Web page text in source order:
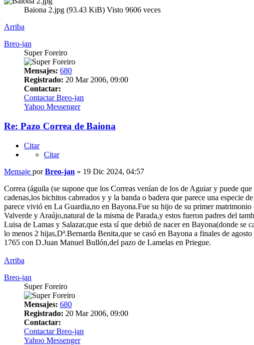
Baiona 2.jpg (93.43 KiB) Visto 9606 veces
Arriba
Breo-jan
Super Foreiro
Mensajes: 680
Registrado: 20 Mar 2006, 09:00
Contactar:
Contactar Breo-jan
Yahoo Messenger
Re: Pazo Correa de Baiona
Citar
Citar
Mensaje porBreo-jan » 19 Dic 2024, 04:57
Correa (águila (se supone que los Correas venían de los de Aguiar y puede
cadenas,los bichitos cabreados y y la banda o badera que parece una
parece vivió en La Guardia,no en Bayona.Fue su hijo de su primer
Valverde y Araújo,natural de la misma de Parada,y estos fueron padres del
Luisa de Lamas y Salazar,que esta sí que debió de nacer en Bayona(donde
lo menos 2 hijas,Dª.Bernarda Benita,que se casó en Bayona a finales de
1765 con D.Juan Manuel Bullón,del pazo de Lamelas en Priegue.
Arriba
Breo-jan
Super Foreiro
Mensajes: 680
Registrado: 20 Mar 2006, 09:00
Contactar:
Contactar Breo-jan
Yahoo Messenger